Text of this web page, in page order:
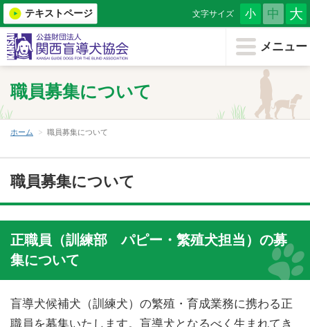
メニュー
テキストページ 文字サイズ 小 中 大
メニューを閉じる
協会について
（小学生・教育機関用）
盲導犬育成を支援する
盲導犬クイール
職員募集について
ホーム 職員募集について
職員募集について
正職員（訓練部 パピー・繁殖犬担当）の募
集について
盲導犬候補犬（訓練犬）の繁殖・育成業務に携わる正
職員を募集いたします。盲導犬となるべく生まれてき